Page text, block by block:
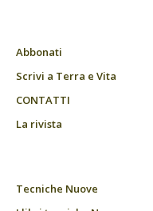
Abbonati
Scrivi a Terra e Vita
CONTATTI
La rivista
Tecniche Nuove